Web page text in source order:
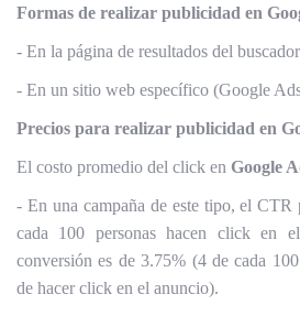
Formas de realizar publicidad en
- En la página de resultados del
- En un sitio web específico (Google
Precios para realizar publicidad en
El costo promedio del click en Google
- En una campaña de este tipo, el
cada 100 personas hacen click en
conversión es de 3.75% (4 de cada
de hacer click en el anuncio).